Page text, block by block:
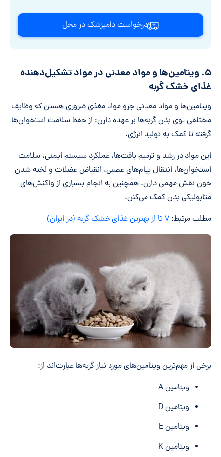
درخواست دامپزشک در محل
۵. ویتامین‌ها و مواد معدنی در مواد تشکیل‌دهنده
غذای خشک گربه
ویتامین‌ها و مواد معدنی جزو مواد مغذی ضروری هستن که وظایف
مختلفی توی بدن گربه‌ها بر عهده دارن؛ از حفظ سلامت استخوان‌ها
گرفته تا کمک به تولید انرژی.
این مواد در رشد و ترمیم بافت‌ها، عملکرد سیستم ایمنی، سلامت
استخوان‌ها، انتقال پیام‌های عصبی، انقباض عضلات و لخته شدن
خون نقش مهمی دارن. همچنین به انجام بسیاری از واکنش‌های
متابولیکی بدن کمک می‌کنن.
مطلب مرتبط: ۷ تا از بهترین غذای خشک گربه (در ایران)
برخی از مهم‌ترین ویتامین‌های مورد نیاز گربه‌ها عبارت‌اند از:
ویتامین A
ویتامین D
ویتامین E
ویتامین K